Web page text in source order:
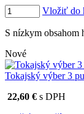
Vložiť do
S nízkym obsahom
Nové
Tokajský výber 3
22,60 € s DPH